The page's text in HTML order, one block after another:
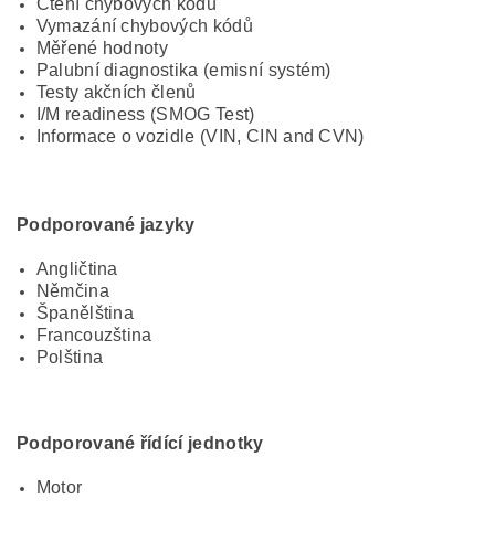
Čtení chybových kódů
Vymazání chybových kódů
Měřené hodnoty
Palubní diagnostika (emisní systém)
Testy akčních členů
I/M readiness (SMOG Test)
Informace o vozidle (VIN, CIN and CVN)
Podporované jazyky
Angličtina
Němčina
Španělština
Francouzština
Polština
Podporované řídící jednotky
Motor